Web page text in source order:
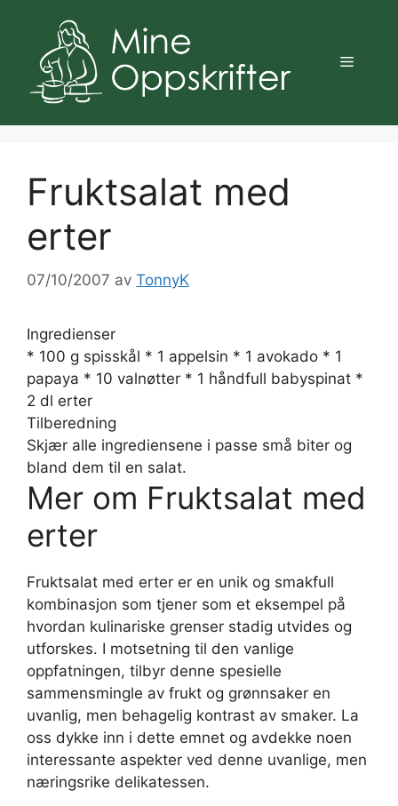
innhold
Meny
Fruktsalat med
erter
07/10/2007 av TonnyK
Ingredienser
* 100 g spisskål * 1 appelsin * 1 avokado * 1
papaya * 10 valnøtter * 1 håndfull babyspinat *
2 dl erter
Tilberedning
Skjær alle ingrediensene i passe små biter og
bland dem til en salat.
Mer om Fruktsalat med
erter
Fruktsalat med erter er en unik og smakfull
kombinasjon som tjener som et eksempel på
hvordan kulinariske grenser stadig utvides og
utforskes. I motsetning til den vanlige
oppfatningen, tilbyr denne spesielle
sammensmingle av frukt og grønnsaker en
uvanlig, men behagelig kontrast av smaker. La
oss dykke inn i dette emnet og avdekke noen
interessante aspekter ved denne uvanlige, men
næringsrike delikatessen.